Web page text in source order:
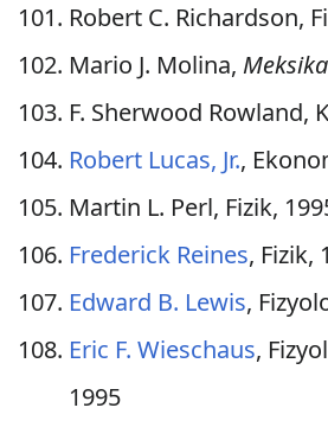
Robert C. Richardson,
Mario J. Molina, Meksika
F. Sherwood Rowland,
Robert Lucas, Jr.,
Martin L. Perl, Fizik,
Frederick Reines, Fizik,
Edward B. Lewis,
Eric F. Wieschaus,
1995